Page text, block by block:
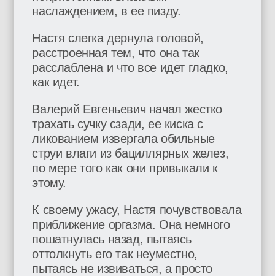
наслаждением, в ее пизду.
Настя слегка дернула головой,
расстроенная тем, что она так
расслаблена и что все идет гладко,
как идет.
Валерий Евгеньевич начал жестко
трахать сучку сзади, ее киска с
ликованием извергала обильные
струи влаги из бациллярных желез,
по мере того как они привыкали к
этому.
К своему ужасу, Настя почувствовала
приближение оргазма. Она немного
пошатнулась назад, пытаясь
оттолкнуть его так неуместно,
пытаясь не извиваться, а просто